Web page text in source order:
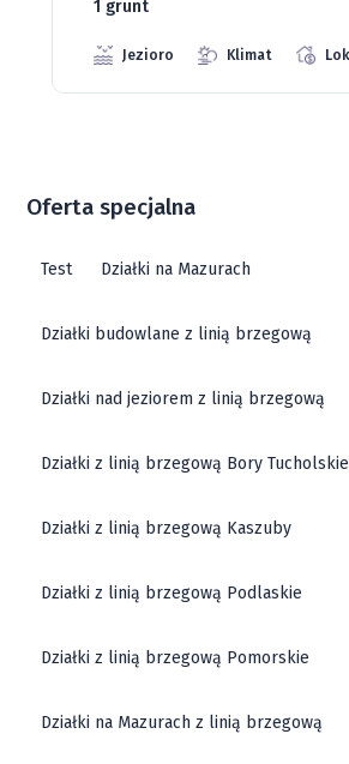
Oferta specjalna
Test Działki na Mazurach
Działki budowlane z linią brzegową
Działki nad jeziorem z linią brzegową
Działki z linią brzegową Bory Tucholskie
Działki z linią brzegową Kaszuby
Działki z linią brzegową Podlaskie
Działki z linią brzegową Pomorskie
Działki na Mazurach z linią brzegową